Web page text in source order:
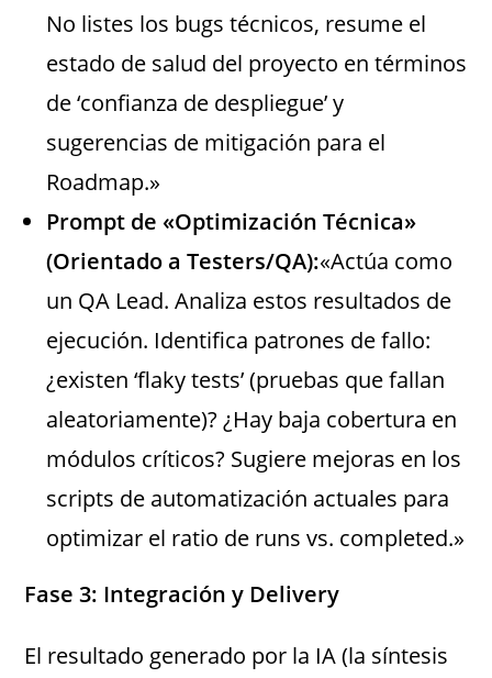
No listes los bugs técnicos, resume el
estado de salud del proyecto en términos
de ‘confianza de despliegue’ y
sugerencias de mitigación para el
Roadmap.»
Prompt de «Optimización Técnica»
(Orientado a Testers/QA):«Actúa como
un QA Lead. Analiza estos resultados de
ejecución. Identifica patrones de fallo:
¿existen ‘flaky tests’ (pruebas que fallan
aleatoriamente)? ¿Hay baja cobertura en
módulos críticos? Sugiere mejoras en los
scripts de automatización actuales para
optimizar el ratio de runs vs. completed.»
Fase 3: Integración y Delivery
El resultado generado por la IA (la síntesis